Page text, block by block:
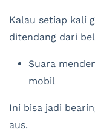
Kalau setiap kali
ditendang dari
Suara
mobil
Ini bisa jadi
aus.